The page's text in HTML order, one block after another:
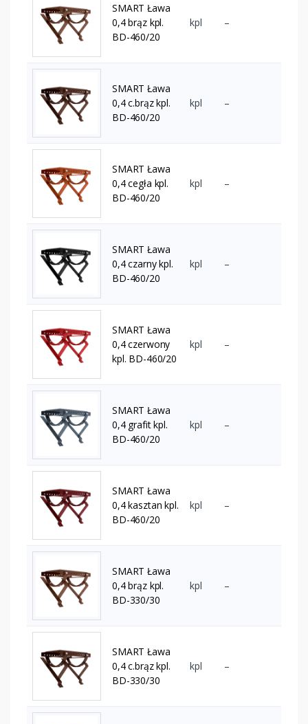
SMART Ława
0,4 brąz kpl.
BD-460/20
kpl –
SMART Ława
0,4 c.brąz kpl.
BD-460/20
kpl –
SMART Ława
0,4 cegła kpl.
BD-460/20
kpl –
SMART Ława
0,4 czarny kpl.
BD-460/20
kpl –
SMART Ława
0,4 czerwony
kpl. BD-460/20
kpl –
SMART Ława
0,4 grafit kpl.
BD-460/20
kpl –
SMART Ława
0,4 kasztan kpl.
BD-460/20
kpl –
SMART Ława
0,4 brąz kpl.
BD-330/30
kpl –
SMART Ława
0,4 c.brąz kpl.
BD-330/30
kpl –